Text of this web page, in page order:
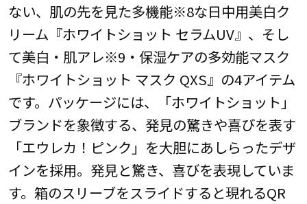
ない、肌の先を見た多機能※8な日中用美白ク
リーム『ホワイトショット セラムUV』、そし
て美白・肌アレ※9・保湿ケアの多効能マスク
『ホワイトショット マスク QXS』の4アイテム
です。パッケージには、「ホワイトショット」
ブランドを象徴する、発見の驚きや喜びを表す
「エウレカ！ピンク」を大胆にあしらったデザ
インを採用。発見と驚き、喜びを表現していま
す。箱のスリーブをスライドすると現れるQR